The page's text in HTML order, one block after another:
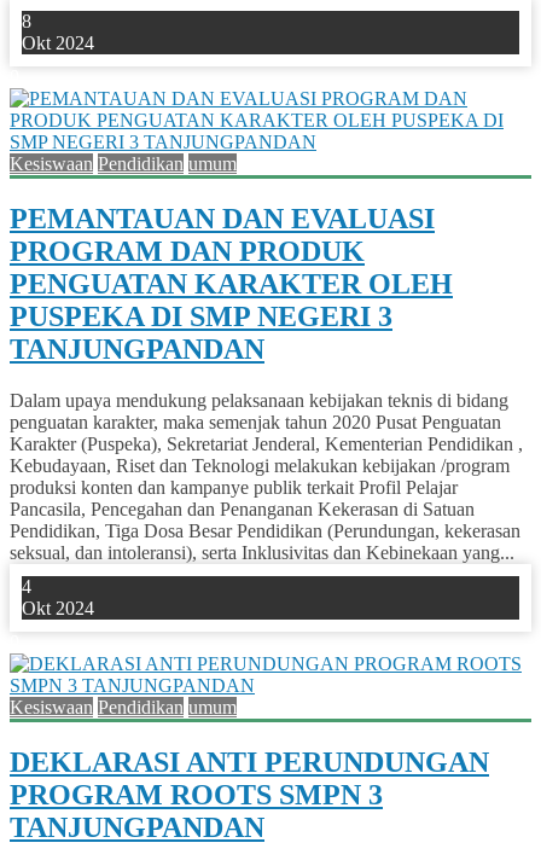
8
Okt 2024
Kesiswaan Pendidikan umum
PEMANTAUAN DAN EVALUASI
PROGRAM DAN PRODUK
PENGUATAN KARAKTER OLEH
PUSPEKA DI SMP NEGERI 3
TANJUNGPANDAN
Dalam upaya mendukung pelaksanaan kebijakan teknis di bidang
penguatan karakter, maka semenjak tahun 2020 Pusat Penguatan
Karakter (Puspeka), Sekretariat Jenderal, Kementerian Pendidikan ,
Kebudayaan, Riset dan Teknologi melakukan kebijakan /program
produksi konten dan kampanye publik terkait Profil Pelajar
Pancasila, Pencegahan dan Penanganan Kekerasan di Satuan
Pendidikan, Tiga Dosa Besar Pendidikan (Perundungan, kekerasan
seksual, dan intoleransi), serta Inklusivitas dan Kebinekaan yang...
4
Okt 2024
Kesiswaan Pendidikan umum
DEKLARASI ANTI PERUNDUNGAN
PROGRAM ROOTS SMPN 3
TANJUNGPANDAN